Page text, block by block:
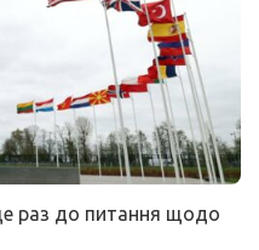
раз до питання щодо